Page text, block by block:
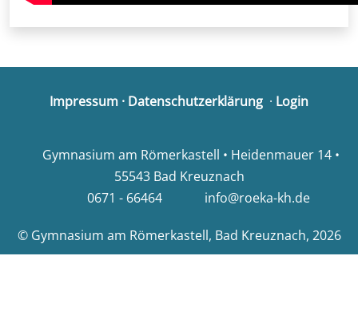
Impressum · Datenschutzerklärung · Login
Gymnasium am Römerkastell • Heidenmauer 14 •
55543 Bad Kreuznach
0671 - 66464
info@roeka-kh.de
© Gymnasium am Römerkastell, Bad Kreuznach, 2026